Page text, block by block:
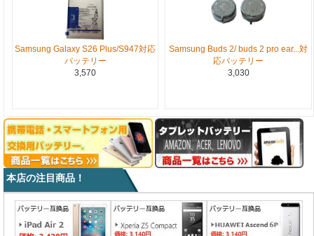
Samsung Galaxy S26 Plus/S947対応
バッテリー
3,570
Samsung Buds 2/ buds 2 pro ear...対
応バッテリー
3,030
本店の注目商品！